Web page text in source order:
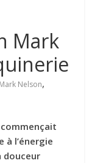
Mark
Nelson,
commençait
à l’énergie
douceur